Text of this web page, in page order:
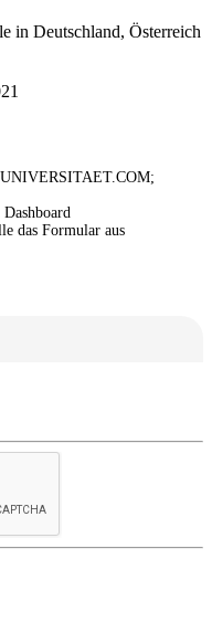
in Deutschland, Österreich
das Formular aus